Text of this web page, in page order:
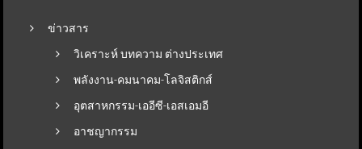
ข่าวสาร
วิเคราะห์ บทความ ต่างประเทศ
พลังงาน-คมนาคม-โลจิสติกส์
อุตสาหกรรม-เออีซี-เอสเอมอี
อาชญากรรม